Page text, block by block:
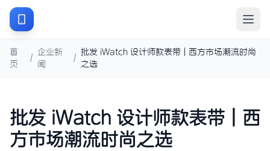
首
页
/
企业新
闻
/
批发 iWatch 设计师款表带 | 西方市场潮流时尚
之选
批发 iWatch 设计师款表带 | 西
方市场潮流时尚之选